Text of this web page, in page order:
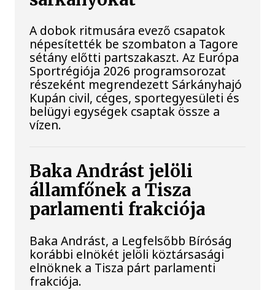
A dobok ritmusára evező csapatok
népesítették be szombaton a Tagore
sétány előtti partszakaszt. Az Európa
Sportrégiója 2026 programsorozat
részeként megrendezett Sárkányhajó
Kupán civil, céges, sportegyesületi és
belügyi egységek csaptak össze a
vízen.
Baka Andrást jelöli
államfőnek a Tisza
parlamenti frakciója
Baka Andrást, a Legfelsőbb Bíróság
korábbi elnökét jelöli köztársasági
elnöknek a Tisza párt parlamenti
frakciója.